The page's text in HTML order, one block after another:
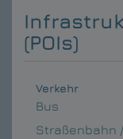
(POIs)
Verkehr
Bus
Straßenbahn